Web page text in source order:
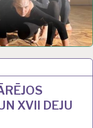
XVII DEJU